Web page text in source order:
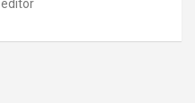
editor